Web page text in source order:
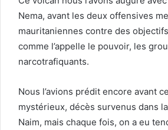
Nema, avant les deux offensives
mauritaniennes contre des
comme l’appelle le pouvoir, les
narcotrafiquants.
Nous l’avions prédit encore avant
mystérieux, décès survenus dans
Naim, mais chaque fois, on a eu